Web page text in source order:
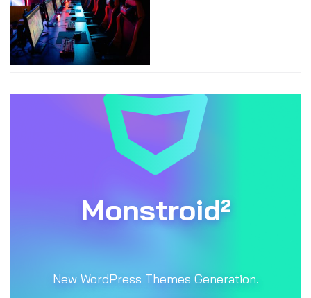
Monstroid²
New WordPress Themes Generation.